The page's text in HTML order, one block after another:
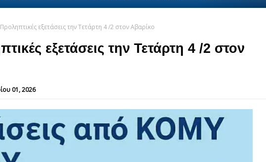
εξετάσεις την Τετάρτη 4 /2 στον Αβαρίκο
εξετάσεις την Τετάρτη 4 /2 στον
01, 2026